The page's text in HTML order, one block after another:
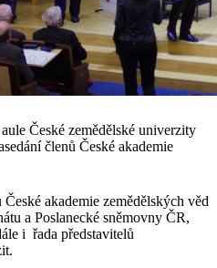
České zemědělské univerzity
členů České akademie
akademie zemědělských věd
a Poslanecké sněmovny ČR,
i řada představitelů